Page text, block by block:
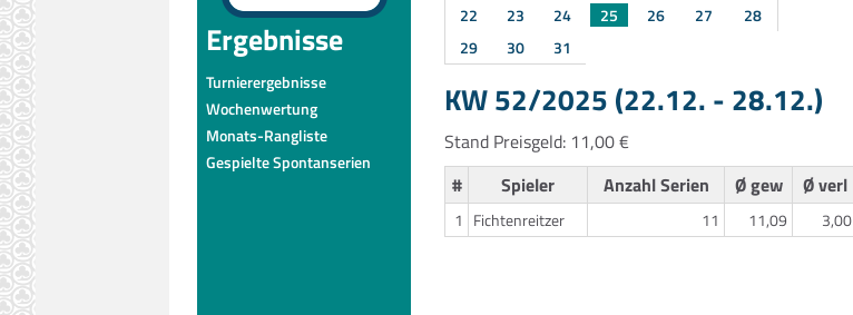
Ergebnisse
Turnierergebnisse
Wochenwertung
Monats-Rangliste
Gespielte Spontanserien
22
23 24 25 26 27
28
29
30 31
KW 52/2025 (22.12. - 28.12.)
Stand Preisgeld: 11,00 €
#
Spieler Anzahl Serien Ø gew Ø verl
1 Fichtenreitzer 11 11,09 3,00